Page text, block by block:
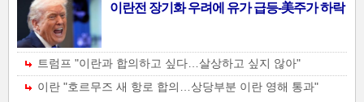
이란전 장기화 우려에 유가 급등-美주가 하락
트럼프 "이란과 합의하고 싶다…살상하고 싶지 않아"
이란 "호르무즈 새 항로 합의…상당부분 이란 영해 통과"